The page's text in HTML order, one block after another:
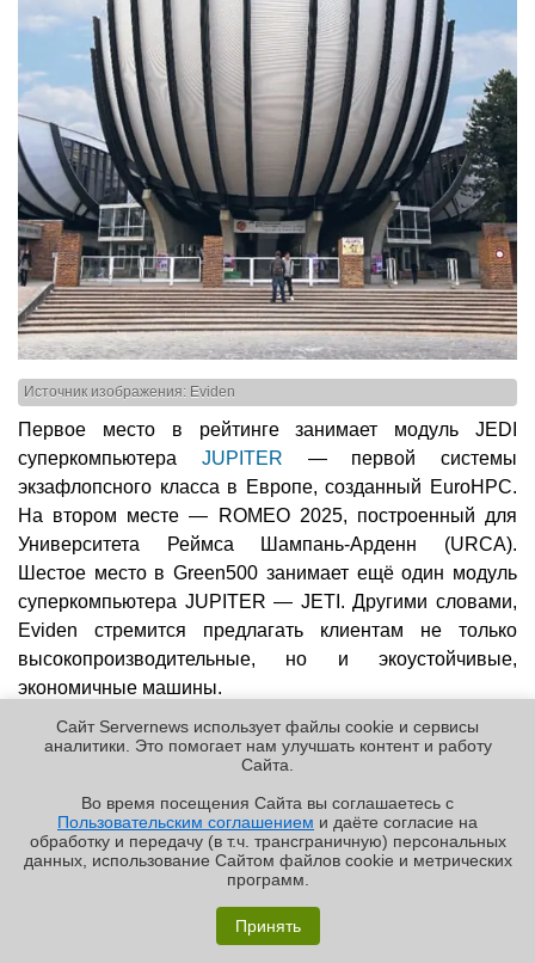
«Графиня»: как Grafana, только лучше?
✖
Источник изображения: Eviden
Первое место в рейтинге занимает модуль JEDI
суперкомпьютера JUPITER — первой системы
экзафлопсного класса в Европе, созданный EuroHPC.
На втором месте — ROMEO 2025, построенный для
Университета Реймса Шампань-Арденн (URCA).
Шестое место в Green500 занимает ещё один модуль
суперкомпьютера JUPITER — JETI. Другими словами,
Eviden стремится предлагать клиентам не только
высокопроизводительные, но и экоустойчивые,
экономичные машины.
В TOP500 наиболее производительных
суперкомпьютеров из построенных компанией вошли
немецкий модуль JETI для JUPITER (№ 18) и система
Gefionдля Датского центра инноваций в области
искусственного интеллекта (DCAI) под номером 21.
По словам представителя Eviden, системы компании
лидируют в рейтинге Green500 и «укрепляют лидерство
Сайт Servernews использует файлы cookie и сервисы
аналитики. Это помогает нам улучшать контент и работу
Cайта.
Во время посещения Cайта вы соглашаетесь с
Пользовательским соглашением и даёте согласие на
обработку и передачу (в т.ч. трансграничную) персональных
данных, использование Cайтом файлов cookie и метрических
программ.
Принять